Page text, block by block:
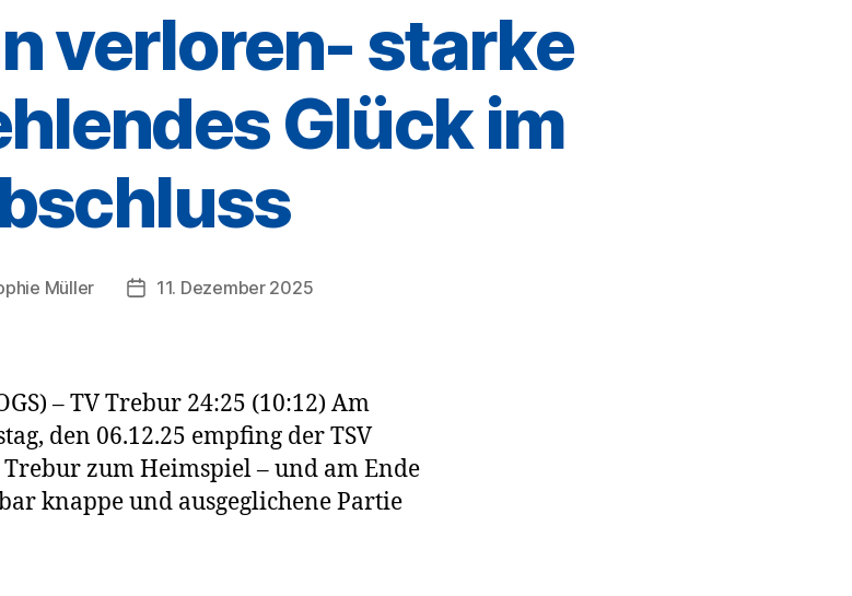
verloren- starke
Glück im
Müller Veröffentlichungsdatum
11. Dezember 2025
– TV Trebur 24:25 (10:12) Am
den 06.12.25 empfing der TSV
zum Heimspiel – und am Ende
knappe und ausgeglichene Partie